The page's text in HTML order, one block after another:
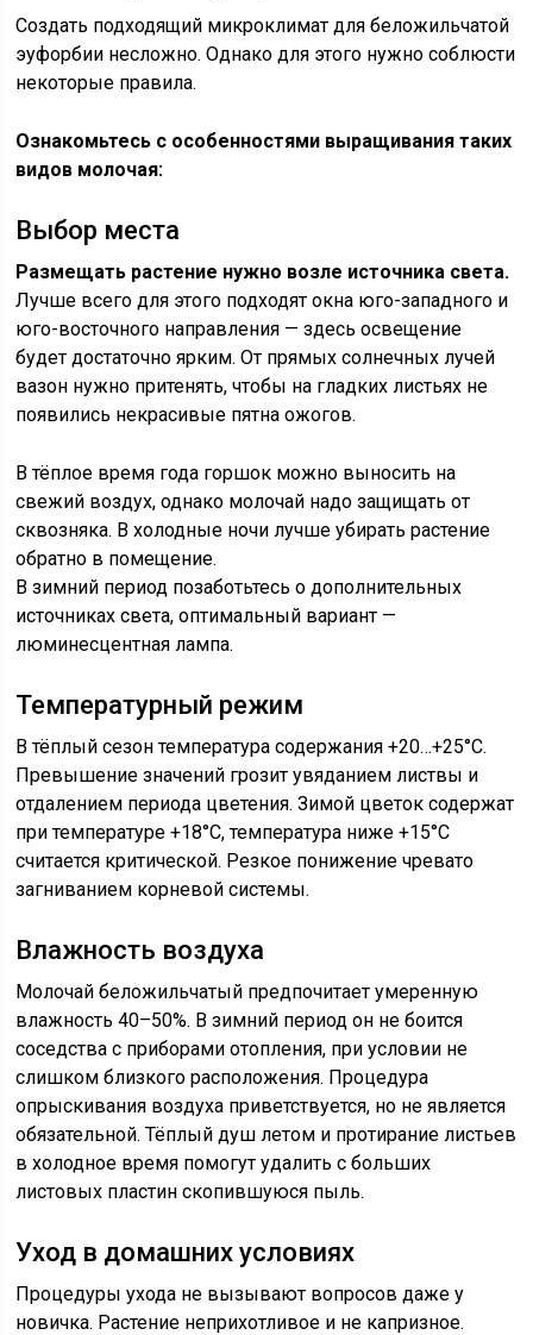
Создать подходящий микроклимат для беложильчатой
эуфорбии несложно. Однако для этого нужно соблюсти
некоторые правила.
Ознакомьтесь с особенностями выращивания таких
видов молочая:
Выбор места
Размещать растение нужно возле источника света.
Лучше всего для этого подходят окна юго-западного и
юго-восточного направления — здесь освещение
будет достаточно ярким. От прямых солнечных лучей
вазон нужно притенять, чтобы на гладких листьях не
появились некрасивые пятна ожогов.
В тёплое время года горшок можно выносить на
свежий воздух, однако молочай надо защищать от
сквозняка. В холодные ночи лучше убирать растение
обратно в помещение.
В зимний период позаботьтесь о дополнительных
источниках света, оптимальный вариант —
люминесцентная лампа.
Температурный режим
В тёплый сезон температура содержания +20…+25°С.
Превышение значений грозит увяданием листвы и
отдалением периода цветения. Зимой цветок содержат
при температуре +18°С, температура ниже +15°С
считается критической. Резкое понижение чревато
загниванием корневой системы.
Влажность воздуха
Молочай беложильчатый предпочитает умеренную
влажность 40–50%. В зимний период он не боится
соседства с приборами отопления, при условии не
слишком близкого расположения. Процедура
опрыскивания воздуха приветствуется, но не является
обязательной. Тёплый душ летом и протирание листьев
в холодное время помогут удалить с больших
листовых пластин скопившуюся пыль.
Уход в домашних условиях
Процедуры ухода не вызывают вопросов даже у
новичка. Растение неприхотливое и не капризное.